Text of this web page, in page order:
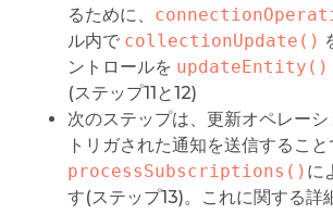
るために、
ル内で collectionUpdate()
ントロールを updateEntity()
(ステップ11と12)
次のステップは、更新オペレー
トリガされた通知を送信するこ
processSubscriptions() に
す(ステップ13)。これに関する詳